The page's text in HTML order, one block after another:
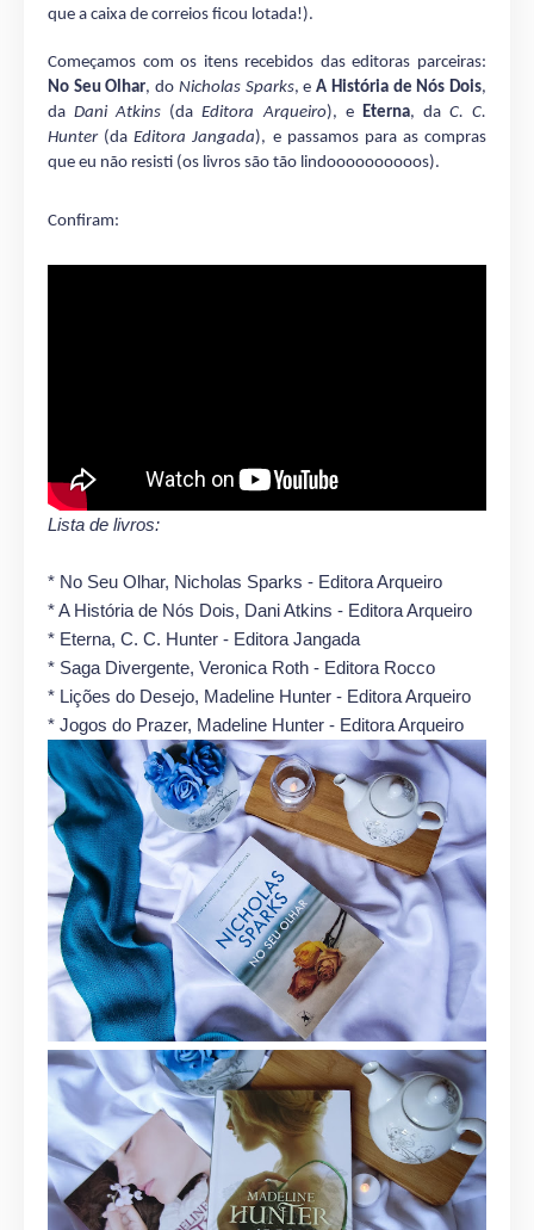
que a caixa de correios ficou lotada!).
Começamos com os itens recebidos das editoras parceiras:
No Seu Olhar, do Nicholas Sparks, eA História de Nós Dois,
daDani Atkins (daEditora Arqueiro), e Eterna, da C. C.
Hunter(daEditora Jangada), e passamos para as compras
que eu não resisti (os livros são tão lindoooooooooos).
Confiram:
Lista de livros:
* No Seu Olhar, Nicholas Sparks - Editora Arqueiro
* A História de Nós Dois, Dani Atkins - Editora Arqueiro
* Eterna, C. C. Hunter - Editora Jangada
* Saga Divergente, Veronica Roth - Editora Rocco
* Lições do Desejo, Madeline Hunter - Editora Arqueiro
* Jogos do Prazer, Madeline Hunter - Editora Arqueiro